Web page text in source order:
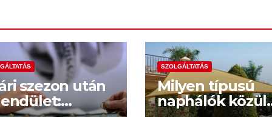
szezon után
SZOLGÁLTATÁS
Milyen típusú
naphálók közül